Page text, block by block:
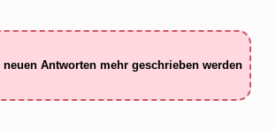
Antworten mehr geschrieben werden